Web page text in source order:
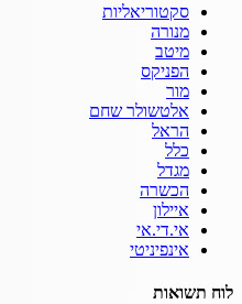
סקטוריאליות
מנורה
מיטב
הפניקס
מור
אלטשולר שחם
הראל
כלל
מגדל
הכשרה
איילון
אי.די.אי
אינפיניטי
לוח תשואות